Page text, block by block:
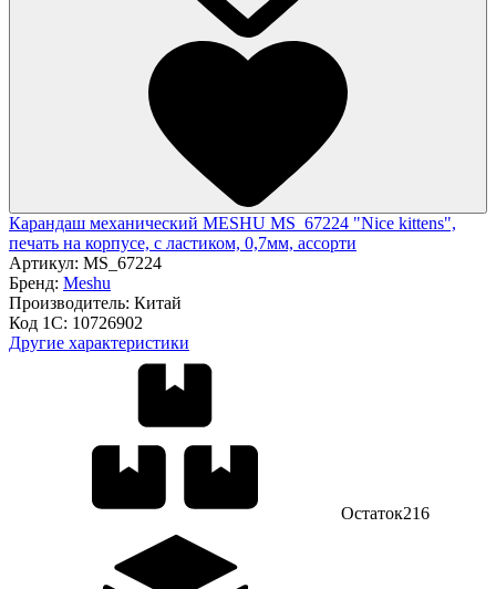
Карандаш механический MESHU MS_67224 "Nice kittens",
печать на корпусе, с ластиком, 0,7мм, ассорти
Артикул: MS_67224
Бренд: Meshu
Производитель: Китай
Код 1С: 10726902
Другие характеристики
Остаток216